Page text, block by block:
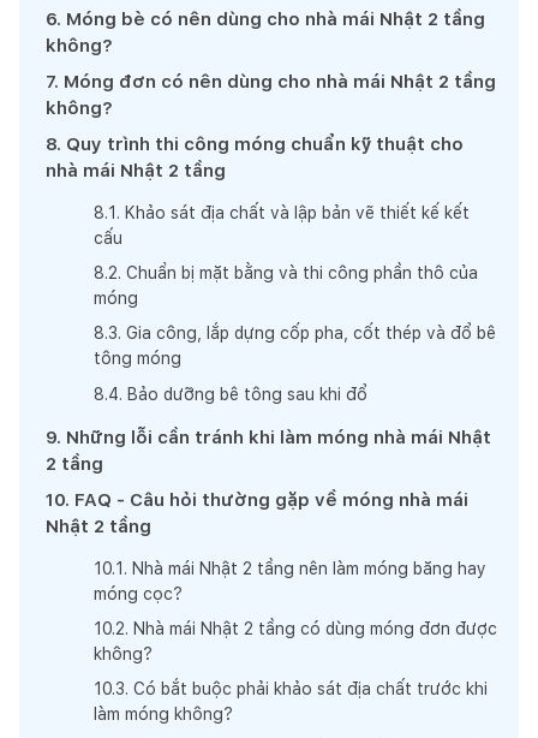
6. Móng bè có nên dùng cho nhà mái Nhật 2 tầng
không?
7. Móng đơn có nên dùng cho nhà mái Nhật 2 tầng
không?
8. Quy trình thi công móng chuẩn kỹ thuật cho
nhà mái Nhật 2 tầng
8.1 . Khảo sát địa chất và lập bản vẽ thiết kế kết
cấu
8.2. Chuẩn bị mặt bằng và thi công phần thô của
móng
8.3. Gia công, lắp dựng cốp pha, cốt thép và đổ bê
tông móng
8.4. Bảo dưỡng bê tông sau khi đổ
9. Những lỗi cần tránh khi làm móng nhà mái Nhật
2 tầng
10. FAQ - Câu hỏi thường gặp về móng nhà mái
Nhật 2 tầng
10.1 . Nhà mái Nhật 2 tầng nên làm móng băng hay
móng cọc?
10.2. Nhà mái Nhật 2 tầng có dùng móng đơn được
không?
10.3. Có bắt buộc phải khảo sát địa chất trước khi
làm móng không?